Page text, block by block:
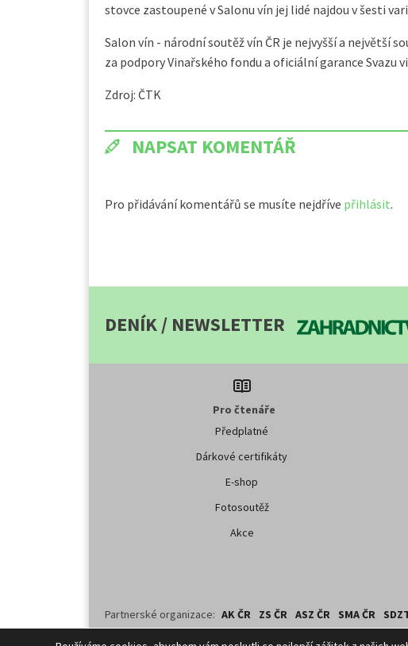
stovce zastoupené v Salonu vín jej lidé najdou v šesti
Salon vín - národní soutěž vín ČR je nejvyšší a největší
za podpory Vinařského fondu a oficiální garance Svazu
Zdroj: ČTK
NAPSAT KOMENTÁŘ
Pro přidávání komentářů se musíte nejdříve přihlásit.
DENÍK / NEWSLETTER
Pro čtenáře
Předplatné
Dárkové certifikáty
E-shop
Fotosoutěž
Akce
Partnerské organizace: AK ČR ZS ČR ASZ ČR SMA ČR